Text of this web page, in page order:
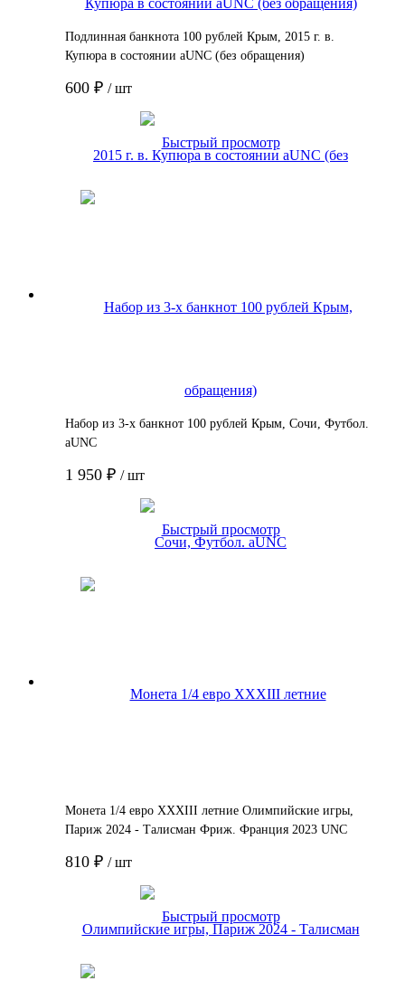
Быстрый просмотр
Подлинная банкнота 100 рублей Крым, 2015 г. в.
Купюра в состоянии aUNC (без обращения)
600 ₽ / шт
Подробнее
Быстрый просмотр
Набор из 3-х банкнот 100 рублей Крым, Сочи, Футбол.
аUNС
1 950 ₽ / шт
Подробнее
Быстрый просмотр
Монета 1/4 евро XXXIII летние Олимпийские игры,
Париж 2024 - Талисман Фриж. Франция 2023 UNC
810 ₽ / шт
Подробнее